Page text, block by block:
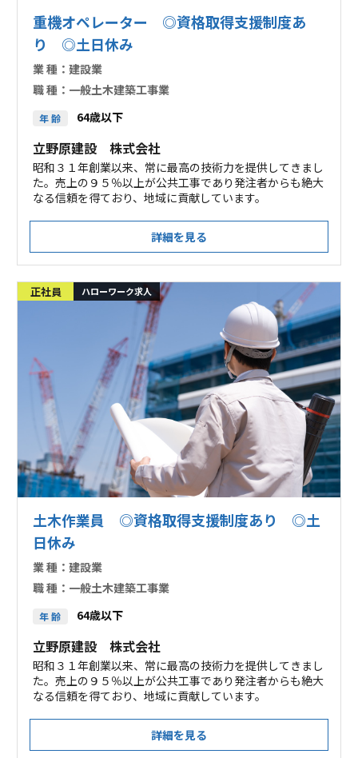
重機オペレーター ◎資格取得支援制度あ
り ◎土日休み
業 種： 建設業
職 種： 一般土木建築工事業
年 齢 64歳以下
立野原建設 株式会社
昭和３１年創業以来、常に最高の技術力を提供してきまし
た。売上の９５％以上が公共工事であり発注者からも絶大
なる信頼を得ており、地域に貢献しています。
詳細を見る
正社員 ハローワーク求人
土木作業員 ◎資格取得支援制度あり ◎土
日休み
業 種： 建設業
職 種： 一般土木建築工事業
年 齢 64歳以下
立野原建設 株式会社
昭和３１年創業以来、常に最高の技術力を提供してきまし
た。売上の９５％以上が公共工事であり発注者からも絶大
なる信頼を得ており、地域に貢献しています。
詳細を見る